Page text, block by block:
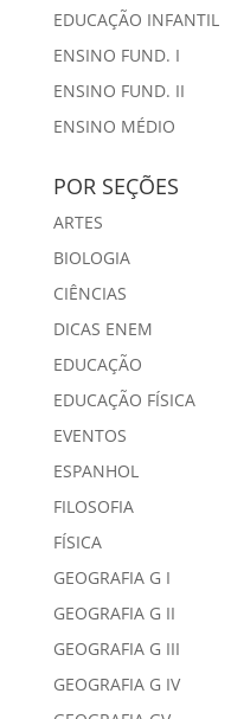
EDUCAÇÃO INFANTIL
ENSINO FUND. I
ENSINO FUND. II
ENSINO MÉDIO
POR SEÇÕES
ARTES
BIOLOGIA
CIÊNCIAS
DICAS ENEM
EDUCAÇÃO
EDUCAÇÃO FÍSICA
EVENTOS
ESPANHOL
FILOSOFIA
FÍSICA
GEOGRAFIA G I
GEOGRAFIA G II
GEOGRAFIA G III
GEOGRAFIA G IV